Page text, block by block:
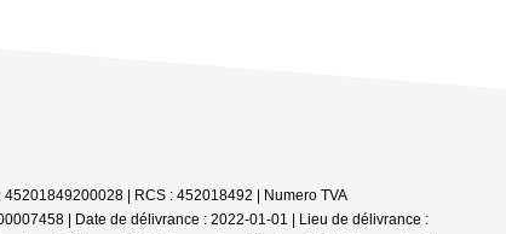
| RCS : 452018492 | Numero TVA
| Date de délivrance : 2022-01-01 | Lieu de délivrance :